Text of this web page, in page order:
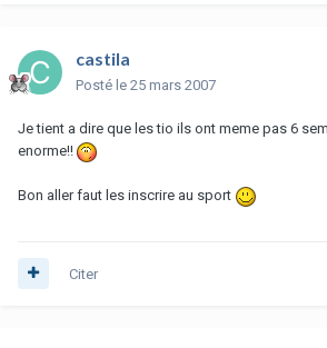
castila
Posté le 25 mars 2007
Je tient a dire que les tio ils ont meme pas 6
enorme!!
Bon aller faut les inscrire au sport
Citer